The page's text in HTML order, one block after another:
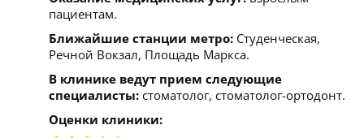
пациентам.
Ближайшие станции метро: Студенческая,
Речной Вокзал, Площадь Маркса.
В клинике ведут прием следующие
специалисты: стоматолог, стоматолог-ортодонт.
Оценки клиники: